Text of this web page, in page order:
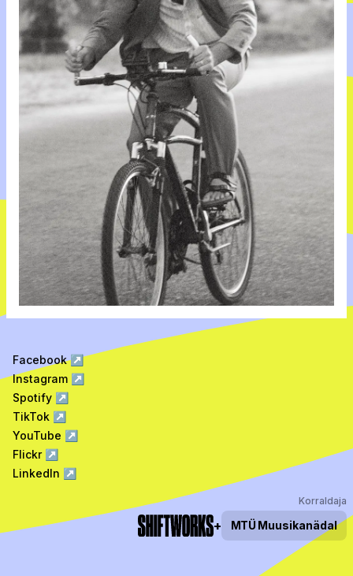
Facebook↗
Instagram ↗
Spotify ↗
TikTok ↗
YouTube ↗
Flickr↗
LinkedIn ↗
Korraldaja
+ MTÜ Muusikanädal